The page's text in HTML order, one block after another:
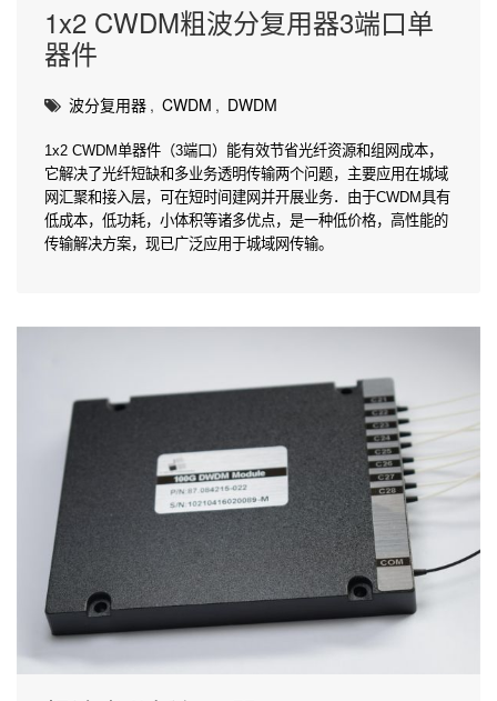
1x2 CWDM粗波分复用器3端口单
器件
波分复用器 , CWDM , DWDM
1x2 CWDM单器件（3端口）能有效节省光纤资源和组网成本，
它解决了光纤短缺和多业务透明传输两个问题，主要应用在城域
网汇聚和接入层，可在短时间建网并开展业务．由于CWDM具有
低成本，低功耗，小体积等诸多优点，是一种低价格，高性能的
传输解决方案，现已广泛应用于城域网传输。